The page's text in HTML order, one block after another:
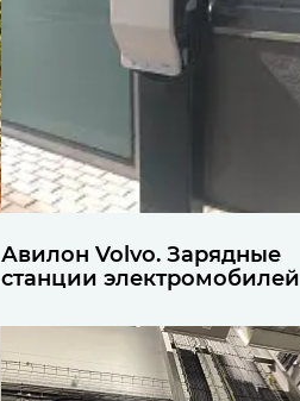
Авилон Volvo. Зарядные
станции электромобилей